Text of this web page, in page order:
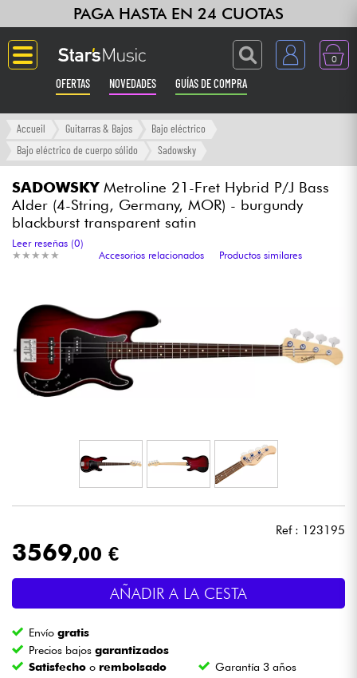
PAGA HASTA EN 24 CUOTAS
0
OFERTAS NOVEDADES GUÍAS DE COMPRA
Langue
Ampli & Efectos
Pianos
Grabación
Auriculares
Luces
Batería y percusión
Vientos
Violines y cuarteto
Accueil Guitarras & Bajos
Bajo eléctrico
Bajo eléctrico de cuerpo sólido
Sadowsky
SADOWSKYMetroline 21-Fret Hybrid P/J Bass
Alder (4-String, Germany, MOR) - burgundy
blackburst transparent satin
★ ★ ★ ★ ★
★ ★ ★ ★ ★
Leer reseñas (0)
Accesorios relacionados
Productos similares
Ref : 123195
3569,00 €
AÑADIR A LA CESTA
Envíogratis
Precios bajosgarantizados
Satisfecho o rembolsado Garantía 3 años